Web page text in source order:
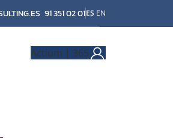
91 351 02 01ES EN
Actium | 365